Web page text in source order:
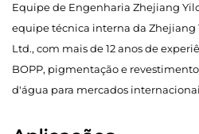
Equipe de Engenharia Zhejiang
equipe técnica interna da Zhejiang
Ltd., com mais de 12 anos de
BOPP, pigmentação e
d'água para mercados